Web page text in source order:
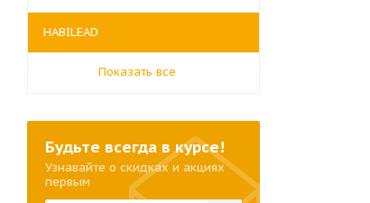
HABILEAD
Показать все
Будьте всегда в курсе!
Узнавайте о скидках и акциях
первым